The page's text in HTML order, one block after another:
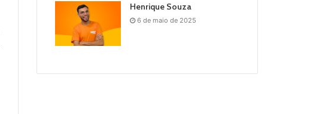
Henrique Souza
6 de maio de 2025